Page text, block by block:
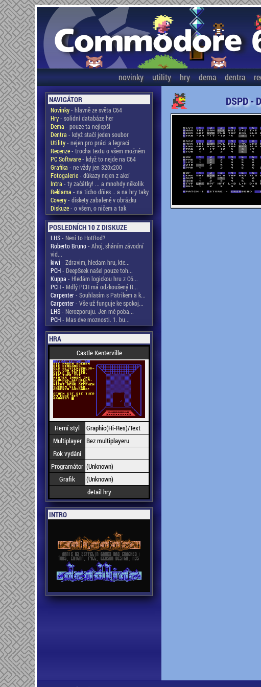
novinky utility hry dema dentra
NAVIGÁTOR
Novinky- hlavně ze světa C64
Hry- solidní databáze her
Dema - pouze ta nejlepší
Dentra - když stačí jeden soubor
Utility- nejen pro práci a legraci
Recenze- trocha textu o všem možném
PC Software- když to nejde na C64
Grafika - ne vždy jen 320x200
Fotogalerie- důkazy nejen z akcí
Intra - ty začátky! ... a mnohdy několik
Reklama - na ticho dňies .. a na hry taky
Covery- diskety zabalené v obrázku
Diskuze- o všem, o ničem a tak
POSLEDNÍCH 10 Z DISKUZE
LHS- Není to HotRod?
Roberto Bruno- Ahoj, sháním závodní
vid...
kiwi - Zdravim, hledam hru, kte...
PCH- DeepSeek našel pouze toh...
Kuppa - Hledám logickou hru z C6...
PCH- Mdlý PCH má odzkoušený R...
Carpenter- Souhlasím s Patrikem a k...
Carpenter- Vše už funguje ke spokoj...
LHS- Nerozporuju. Jen mě poba...
PCH- Mas dve moznosti. 1. bu...
HRA
Castle Kenterville
Herní styl
Graphic(Hi-Res)/Text
Multiplayer Bez multiplayeru
Rok vydání
Programátor (Unknown)
Grafik
(Unknown)
detail hry
INTRO
DSPD -